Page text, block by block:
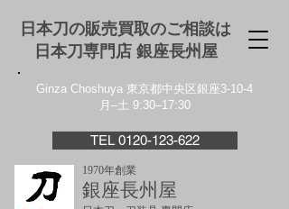
日本刀の販売買取のご相談は
日本刀専門店 銀座⻑州屋
Ginza Choshuya 東京都中央区銀座3-10-4
月–土 9:30–17:30
TEL 0120-123-622
1970年創業
銀座長州屋